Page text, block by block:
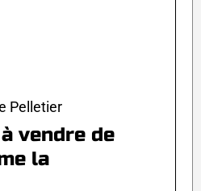
Pelletier
vendre de
la